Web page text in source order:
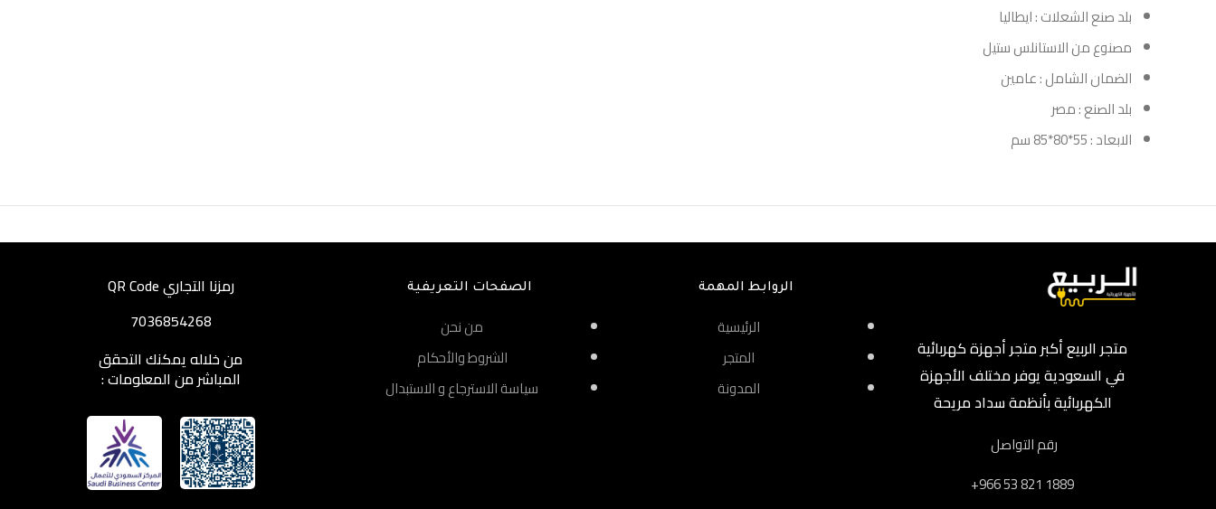
بلد صنع الشعلات : ايطاليا
مصنوع من الاستانلس ستيل
الضمان الشامل : عامين
بلد الصنع : مصر
الابعاد : 55*80*85 سم
متجر الربيع أكبر متجر أجهزة كهربائية
في السعودية يوفر مختلف الأجهزة
الكهربائية بأنظمة سداد مريحة
رقم التواصل
‎+966 53 821 1889
الروابط المهمة
الرئيسية
المتجر
المدونة
الصفحات التعريفية
من نحن
الشروط والأحكام
سياسة الاسترجاع و الاستبدال
رمزنا التجاري QR Code
7036854268
من خلاله يمكنك التحقق
المباشر من المعلومات :